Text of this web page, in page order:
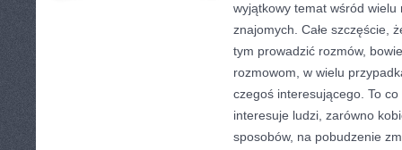
wyjątkowy temat wśród wielu
znajomych. Całe szczęście,
tym prowadzić rozmów,
rozmowom, w wielu
czegoś interesującego. To
interesuje ludzi, zarówno
sposobów, na pobudzenie